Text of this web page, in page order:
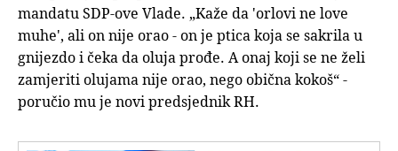
mandatu SDP-ove Vlade. „Kaže da 'orlovi ne love
muhe', ali on nije orao - on je ptica koja se sakrila u
gnijezdo i čeka da oluja prođe. A onaj koji se ne želi
zamjeriti olujama nije orao, nego obična kokoš“ -
poručio mu je novi predsjednik RH.